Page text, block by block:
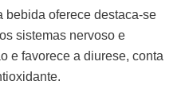
bebida oferece destaca-se
sistemas nervoso e
e favorece a diurese, conta